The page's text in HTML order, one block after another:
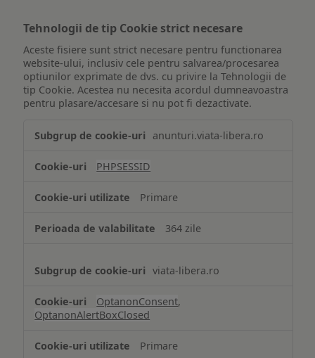
Tehnologii de tip Cookie strict necesare
Aceste fisiere sunt strict necesare pentru functionarea
website-ului, inclusiv cele pentru salvarea/procesarea
optiunilor exprimate de dvs. cu privire la Tehnologii de
tip Cookie. Acestea nu necesita acordul dumneavoastra
pentru plasare/accesare si nu pot fi dezactivate.
de
Cookie
necesare
anunturi.viata-libera.ro
PHPSESSID
Primare
364 zile
viata-libera.ro
OptanonConsent,
OptanonAlertBoxClosed
Primare